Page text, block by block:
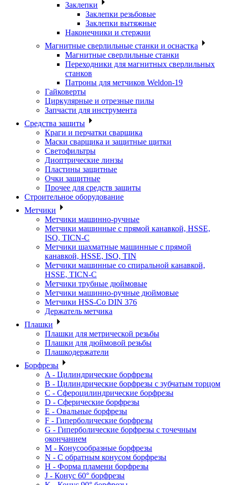
Заклепки
Заклепки резьбовые
Заклепки вытяжные
Наконечники и стержни
Магнитные сверлильные станки и оснастка
Магнитные сверлильные станки
Переходники для магнитных сверлильных
станков
Патроны для метчиков Weldon-19
Гайковерты
Циркулярные и отрезные пилы
Запчасти для инструмента
Средства защиты
Краги и перчатки сварщика
Маски сварщика и защитные щитки
Светофильтры
Диоптрические линзы
Пластины защитные
Очки защитные
Прочее для средств защиты
Строительное оборудование
Метчики
Метчики машинно-ручные
Метчики машинные с прямой канавкой, HSSE,
ISO, TICN-C
Метчики шахматные машинные с прямой
канавкой, HSSE, ISO, TIN
Метчики машинные со спиральной канавкой,
HSSE, TICN-C
Метчики трубные дюймовые
Метчики машинно-ручные дюймовые
Метчики HSS-Co DIN 376
Держатель метчика
Плашки
Плашки для метрической резьбы
Плашки для дюймовой резьбы
Плашкодержатели
Борфрезы
A - Цилиндрические борфрезы
B - Цилиндрические борфрезы с зубчатым торцом
C - Сфероцилиндрические борфрезы
D - Сферические борфрезы
E - Овальные борфрезы
F - Гиперболические борфрезы
G - Гиперболические борфрезы с точечным
окончанием
M - Конусообразные борфрезы
N - С обратным конусом борфрезы
H - Форма пламени борфрезы
J - Конус 60° борфрезы